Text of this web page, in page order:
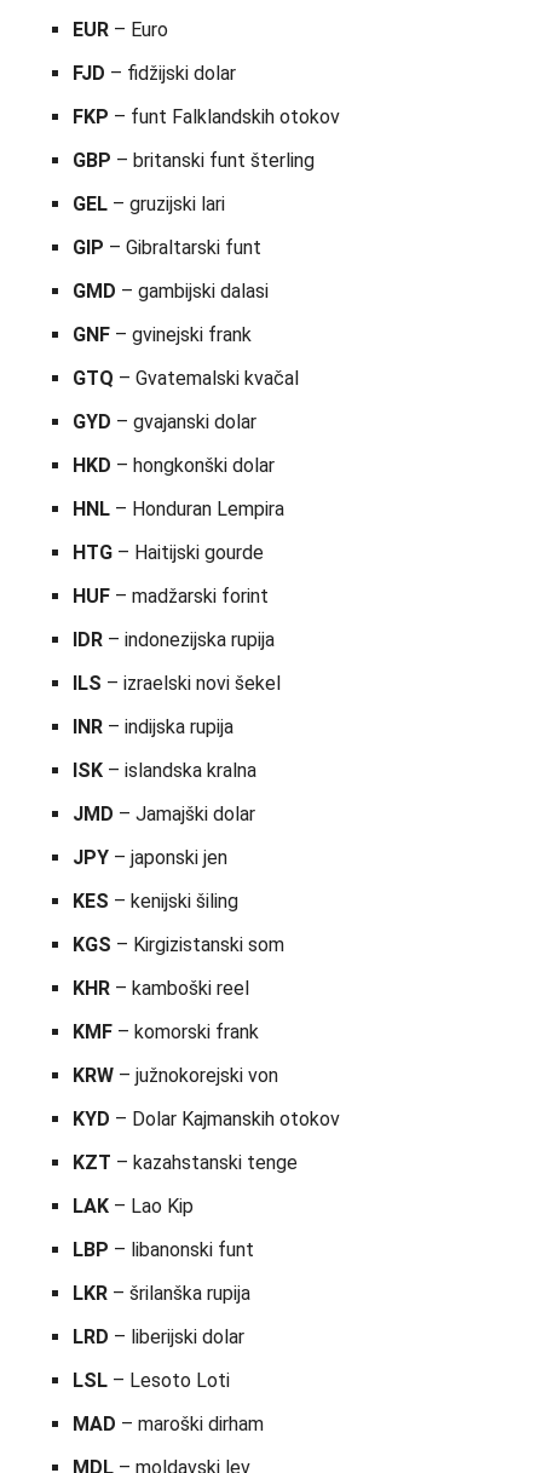
EUR – Euro
FJD – fidžijski dolar
FKP – funt Falklandskih otokov
GBP – britanski funt šterling
GEL – gruzijski lari
GIP – Gibraltarski funt
GMD – gambijski dalasi
GNF – gvinejski frank
GTQ – Gvatemalski kvačal
GYD – gvajanski dolar
HKD – hongkonški dolar
HNL – Honduran Lempira
HTG – Haitijski gourde
HUF – madžarski forint
IDR – indonezijska rupija
ILS – izraelski novi šekel
INR – indijska rupija
ISK – islandska kralna
JMD – Jamajški dolar
JPY – japonski jen
KES – kenijski šiling
KGS – Kirgizistanski som
KHR – kamboški reel
KMF – komorski frank
KRW – južnokorejski von
KYD – Dolar Kajmanskih otokov
KZT – kazahstanski tenge
LAK – Lao Kip
LBP – libanonski funt
LKR – šrilanška rupija
LRD – liberijski dolar
LSL – Lesoto Loti
MAD – maroški dirham
MDL – moldavski lev